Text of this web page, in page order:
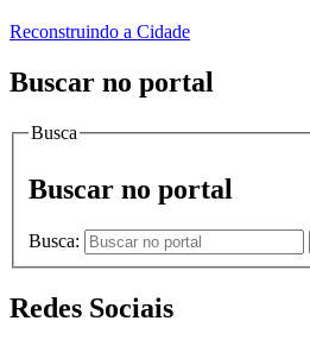
Reconstruindo a Cidade
Buscar no portal
Busca
Buscar no portal
Busca:
Redes Sociais